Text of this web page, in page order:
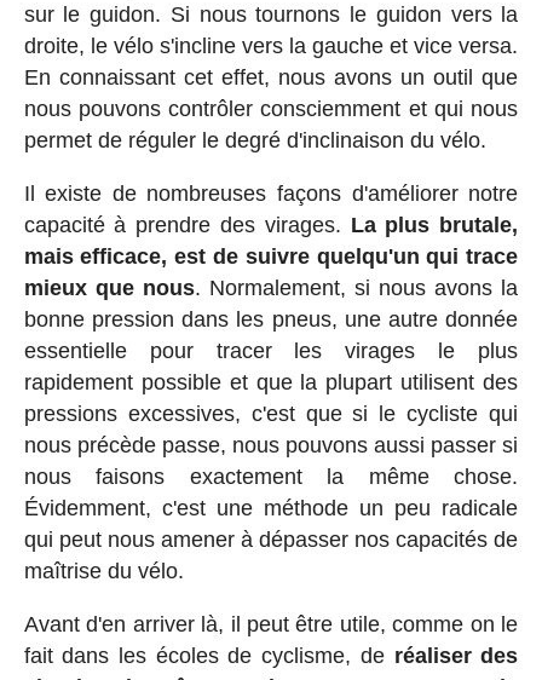
sur le guidon. Si nous tournons le guidon vers la
droite, le vélo s'incline vers la gauche et vice versa.
En connaissant cet effet, nous avons un outil que
nous pouvons contrôler consciemment et qui nous
permet de réguler le degré d'inclinaison du vélo.
Il existe de nombreuses façons d'améliorer notre
capacité à prendre des virages. La plus brutale,
mais efficace, est de suivre quelqu'un qui trace
mieux que nous. Normalement, si nous avons la
bonne pression dans les pneus, une autre donnée
essentielle pour tracer les virages le plus
rapidement possible et que la plupart utilisent des
pressions excessives, c'est que si le cycliste qui
nous précède passe, nous pouvons aussi passer si
nous faisons exactement la même chose.
Évidemment, c'est une méthode un peu radicale
qui peut nous amener à dépasser nos capacités de
maîtrise du vélo.
Avant d'en arriver là, il peut être utile, comme on le
fait dans les écoles de cyclisme, de réaliser des